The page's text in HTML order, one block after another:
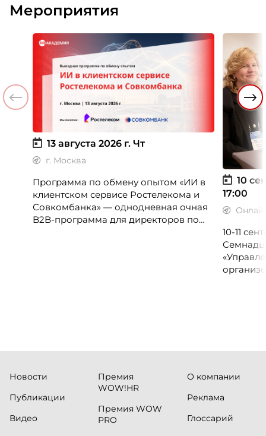
Мероприятия
13 августа 2026 г. Чт
г. Москва
Программа по обмену опытом «ИИ в
клиентском сервисе Ростелекома и
Совкомбанка» — однодневная очная
B2B-программа для директоров по
10
17:00
10-11
Новости
Публикации
Видео
Премия
WOW!HR
Премия WOW
PRO
О компании
Реклама
Глоссарий